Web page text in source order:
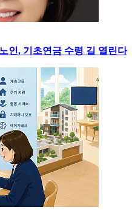
인, 기초연금 수령 길 열린다